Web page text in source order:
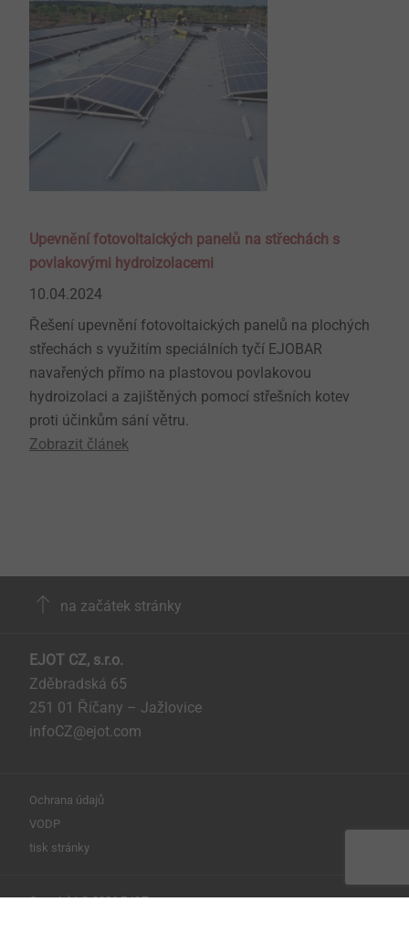
Upevnění fotovoltaických panelů na střechách s
povlakovými hydroizolacemi
10.04.2024
Řešení upevnění fotovoltaických panelů na plochých
střechách s využitím speciálních tyčí EJOBAR
navařených přímo na plastovou povlakovou
hydroizolaci a zajištěných pomocí střešních kotev
proti účinkům sání větru.
Zobrazit článek
na začátek stránky
EJOT CZ, s.r.o.
Zděbradská 65
251 01 Říčany – Jažlovice
infoCZ@ejot.com
Copyright © 2026 EJOT
Ochrana údajů
VODP
tisk stránky